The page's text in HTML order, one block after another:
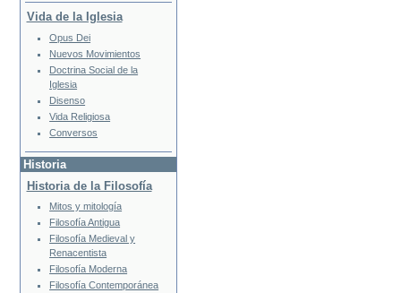
Vida de la Iglesia
Opus Dei
Nuevos Movimientos
Doctrina Social de la
Iglesia
Disenso
Vida Religiosa
Conversos
Historia
Historia de la Filosofía
Mitos y mitología
Filosofía Antigua
Filosofía Medieval y
Renacentista
Filosofía Moderna
Filosofía Contemporánea